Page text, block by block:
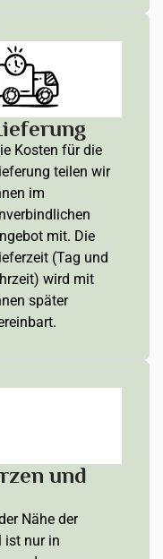
Kosten für die
teilen wir
im
mit. Die
(Tag und
wird mit
später
und
Nähe der
ist nur in